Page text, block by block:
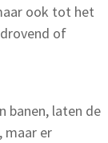
ook tot het
of
banen, laten de
maar er